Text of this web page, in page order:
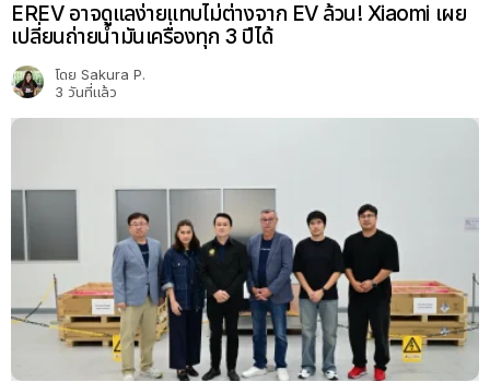
EREV อาจดูแลง่ายแทบไม่ต่างจาก EV ล้วน! Xiaomi เผย
เปลี่ยนถ่ายน้ำมันเครื่องทุก 3 ปีได้
โดย Sakura P.
3 วันที่แล้ว